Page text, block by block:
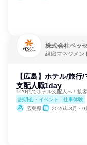
株式会社ベッ
組織マネジメン
【広島】ホテル/旅
支配人職1day
✨20代でホテル支配人へ！接
説明会・イベント
仕事体験
広島県
2026年8月・9